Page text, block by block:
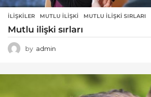
İLIŞKILER MUTLU ILIŞKI ,MUTLU ILIŞKI SIRLARI
Mutlu ilişki sırları
by admin